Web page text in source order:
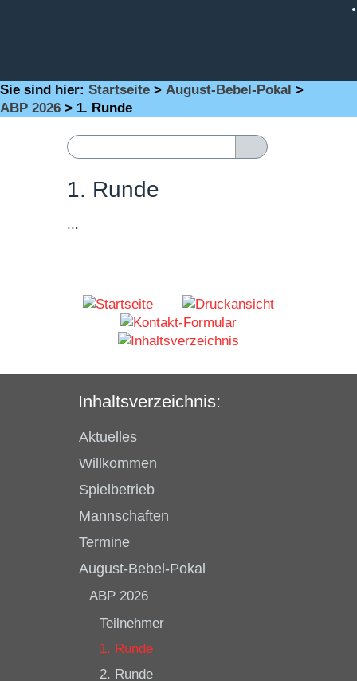
Sie sind hier: Startseite > August-Bebel-Pokal >
ABP 2026 > 1. Runde
1. Runde
...
Inhaltsverzeichnis:
Aktuelles
Willkommen
Spielbetrieb
Mannschaften
Termine
August-Bebel-Pokal
ABP 2026
Teilnehmer
1. Runde
2. Runde